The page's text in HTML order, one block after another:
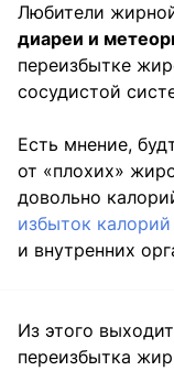
Любители
диареи и
переизбытке
сосудистой
Есть мнение,
от «плохих»
довольно
избыток
и внутренних
Из этого
переизбытка